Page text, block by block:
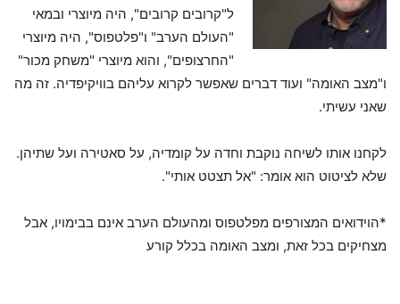
ל"קרובים קרובים", היה מיוצרי ובמאי
"העולם הערב" ו"פלטפוס", היה מיוצרי
"החרצופים", והוא מיוצרי "משחק מכור"
ו"מצב האומה" ועוד דברים שאפשר לקרוא עליהם בוויקיפדיה. זה מה
שאני עשיתי.
לקחנו אותו לשיחה נוקבת וחדה על קומדיה, על סאטירה ועל שתיהן.
שלא לציטוט הוא אומר: "אל תצטט אותי".
*הוידואים המצורפים מפלטפוס ומהעולם הערב אינם בבימויו, אבל
מצחיקים בכל זאת, ומצב האומה בכלל קורע